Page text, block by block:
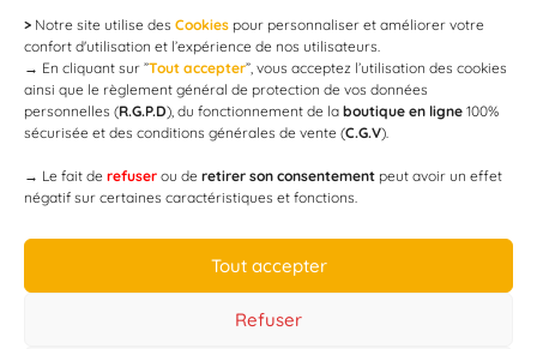
> Notre site utilise des Cookies pour personnaliser et améliorer votre
confort d'utilisation et l’expérience de nos utilisateurs.
→ En cliquant sur ”Tout accepter”, vous acceptez l’utilisation des cookies
ainsi que le règlement général de protection de vos données
personnelles (R.G.P.D), du fonctionnement de la boutique en ligne 100%
sécurisée et des conditions générales de vente (C.G.V).
→ Le fait de refuser ou de retirer son consentement peut avoir un effet
négatif sur certaines caractéristiques et fonctions.
Tout accepter
Refuser
Newsletter
email